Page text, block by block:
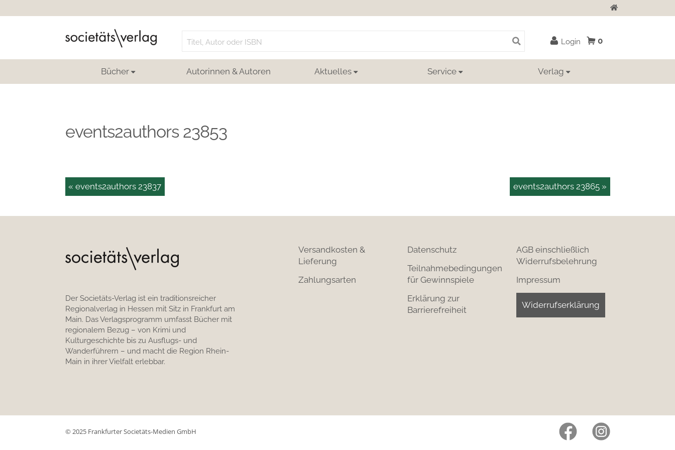
Zur Startseite
for:
Login 0
Bücher Autorinnen & Autoren Aktuelles Service Verlag
events2authors 23853
events2authors 23865 »
« events2authors 23837
Der Societäts-Verlag ist ein traditionsreicher
Regionalverlag in Hessen mit Sitz in Frankfurt am
Main. Das Verlagsprogramm umfasst Bücher mit
regionalem Bezug – von Krimi und
Kulturgeschichte bis zu Ausflugs- und
Wanderführern – und macht die Region Rhein-
Main in ihrer Vielfalt erlebbar.
Versandkosten &
Lieferung
Zahlungsarten
Datenschutz
Teilnahmebedingungen
für Gewinnspiele
Erklärung zur
Barrierefreiheit
AGB einschließlich
Widerrufsbelehrung
Impressum
Widerrufserklärung
© 2025 Frankfurter Societäts-Medien GmbH